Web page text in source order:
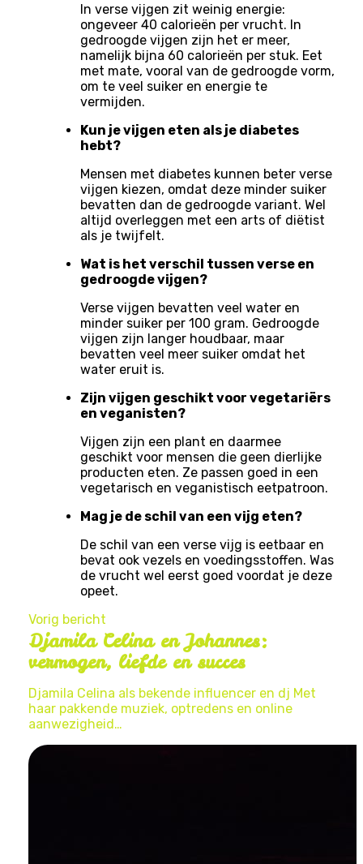
In verse vijgen zit weinig energie:
ongeveer 40 calorieën per vrucht. In
gedroogde vijgen zijn het er meer,
namelijk bijna 60 calorieën per stuk. Eet
met mate, vooral van de gedroogde vorm,
om te veel suiker en energie te
vermijden.
Kun je vijgen eten als je diabetes
hebt?
Mensen met diabetes kunnen beter verse
vijgen kiezen, omdat deze minder suiker
bevatten dan de gedroogde variant. Wel
altijd overleggen met een arts of diëtist
als je twijfelt.
Wat is het verschil tussen verse en
gedroogde vijgen?
Verse vijgen bevatten veel water en
minder suiker per 100 gram. Gedroogde
vijgen zijn langer houdbaar, maar
bevatten veel meer suiker omdat het
water eruit is.
Zijn vijgen geschikt voor vegetariërs
en veganisten?
Vijgen zijn een plant en daarmee
geschikt voor mensen die geen dierlijke
producten eten. Ze passen goed in een
vegetarisch en veganistisch eetpatroon.
Mag je de schil van een vijg eten?
De schil van een verse vijg is eetbaar en
bevat ook vezels en voedingsstoffen. Was
de vrucht wel eerst goed voordat je deze
opeet.
Vorig bericht
Djamila Celina en Johannes:
vermogen, liefde en succes
Djamila Celina als bekende influencer en dj Met
haar pakkende muziek, optredens en online
aanwezigheid…